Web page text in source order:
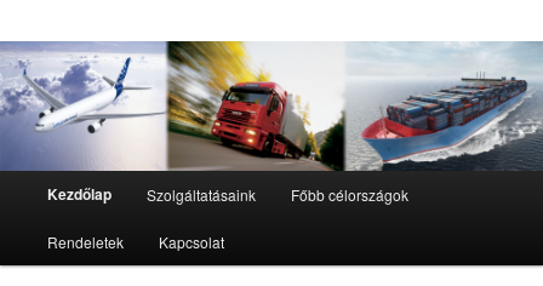
Tovább
az
Kezdőlap Szolgáltatásaink Főbb célországok
Rendeletek Kapcsolat